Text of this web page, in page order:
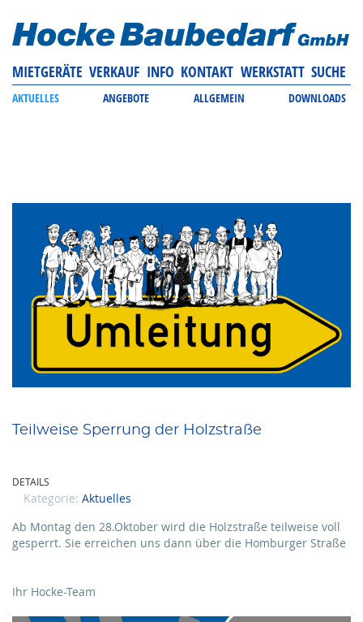
MIETGERÄTE VERKAUF INFO KONTAKT WERKSTATT SUCHE
AKTUELLES ANGEBOTE ALLGEMEIN DOWNLOADS
Teilweise Sperrung der Holzstraße
DETAILS
Kategorie: Aktuelles
Ab Montag den 28.Oktober wird die Holzstraße teilweise voll
gesperrt. Sie erreichen uns dann über die Homburger Straße
Ihr Hocke-Team